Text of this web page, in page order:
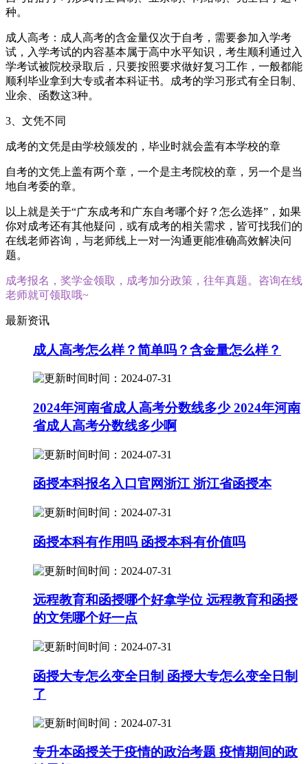
种。
成人高考：成人高考的含金量仅次于自考，需要参加入学考
试，入学考试的内容基本属于高中水平知识，考生顺利通过入
学考试被院校录取后，只要按照要求做好复习工作，一般都能
顺利毕业拿到大专或者本科证书。成考的学习形式有全日制、
业余、函数这3种。
3、文凭不同
成考的文凭是由学校颁发的，毕业时就会盖有本学校的章
自考的文凭上盖有两个章，一个是主考院校的章，另一个是当
地自考委的章。
以上就是关于“广东成考和广东自考哪个好？怎么选择”，如果
你对成考还有其他疑问，或有成考的相关需求，皆可找我们的
在线老师咨询，与老师线上一对一沟通更能准确高效解决问
题。
成考报名，奖学金领取，成考加分政策，往年真题。咨询在线
老师就可领取哦~
最新资讯
成人高考怎么样？简单吗？含金量怎么样？
时间：2024-07-31
2024年河南省成人高考分数线多少 2024年河南
省成人高考分数线多少啊
时间：2024-07-31
函授本科报名入口官网浙江 浙江省函授本
时间：2024-07-31
函授本科有作用吗 函授本科有价值吗
时间：2024-07-31
远程教育和函授哪个好拿学位 远程教育和函授
的文凭哪个好一点
时间：2024-07-31
函授大专怎么变全日制 函授大专怎么变全日制
了
时间：2024-07-31
专升本函授关于疫情的政治考题 疫情期间的政